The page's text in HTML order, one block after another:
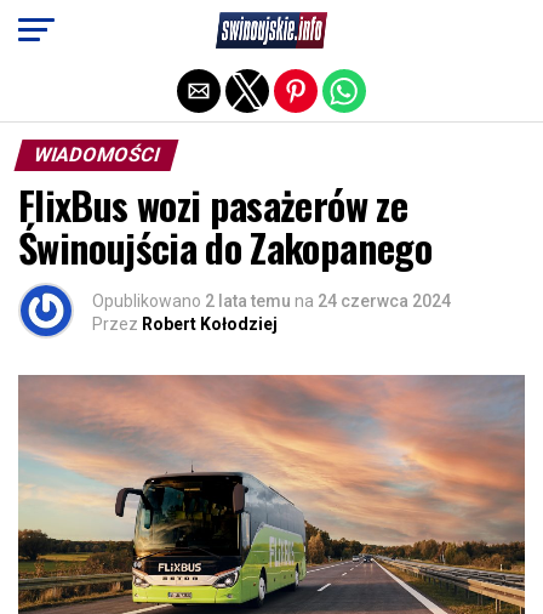
WIADOMOŚCI
FlixBus wozi pasażerów ze
Świnoujścia do Zakopanego
Opublikowano 2 lata temu na 24 czerwca 2024
Przez Robert Kołodziej
Exit mobile version